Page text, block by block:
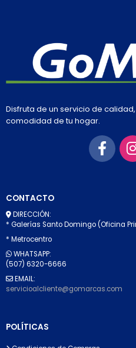
Disfruta de un servicio de
comodidad de tu hogar.
CONTACTO
DIRECCIÓN:
* Galerías Santo Domingo (Oficina
* Metrocentro
WHATSAPP:
(507) 6320-6666
EMAIL:
servicioalcliente@gomarcas.com
POLÍTICAS